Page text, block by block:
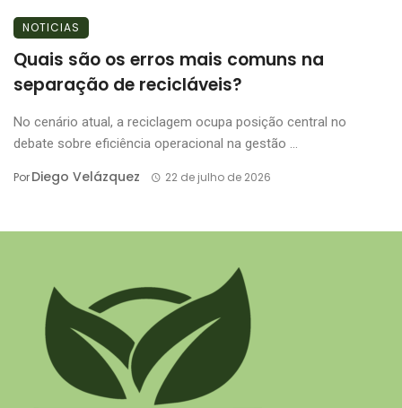
NOTICIAS
Quais são os erros mais comuns na
separação de recicláveis?
No cenário atual, a reciclagem ocupa posição central no
debate sobre eficiência operacional na gestão ...
PorDiego Velázquez 22 de julho de 2026